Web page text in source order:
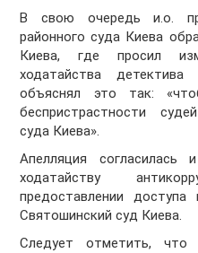
В свою очередь и.о.
районного суда Киева
Киева, где просил
ходатайства
объяснял это так:
беспристрастности
суда Киева».
Апелляция согласилась
ходатайству
предоставлении
Святошинский суд Киева.
Следует отметить,